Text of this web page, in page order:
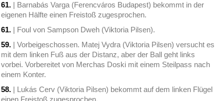
61. | Barnabás Varga (Ferencváros Budapest) bekommt in der
eigenen Hälfte einen Freistoß zugesprochen.
61. | Foul von Sampson Dweh (Viktoria Pilsen).
59. | Vorbeigeschossen. Matej Vydra (Viktoria Pilsen) versucht es
mit dem linken Fuß aus der Distanz, aber der Ball geht links
vorbei. Vorbereitet von Merchas Doski mit einem Steilpass nach
einem Konter.
58. | Lukás Cerv (Viktoria Pilsen) bekommt auf dem linken Flügel